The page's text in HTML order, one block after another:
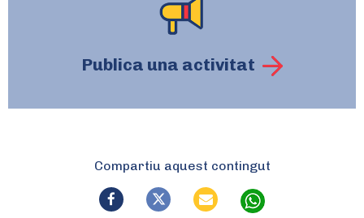
Publica una activitat
Compartiu aquest contingut